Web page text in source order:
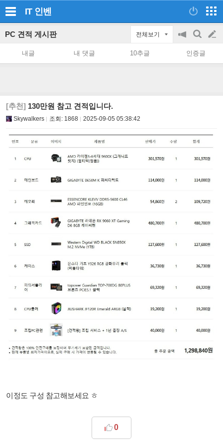
IT 인벤
PC 견적 게시판 전체보기
공
on/off
검
색
글
쓰
내글 내 댓글 10추글 인증글
[추천] 130만원 참고 견적입니다.
Skywalkers 조회: 1868 2025-09-05 05:38:42
이정도 구성 참고해보세요 ㅎ
0